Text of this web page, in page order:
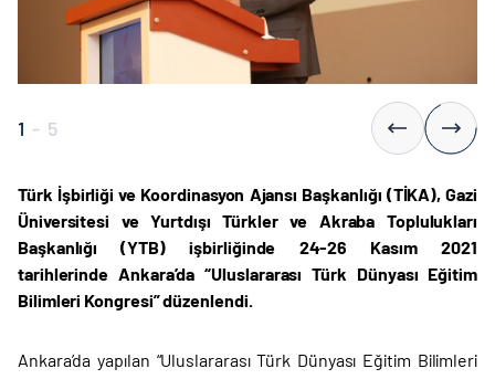
1 - 5
Türk İşbirliği ve Koordinasyon Ajansı Başkanlığı (TİKA), Gazi
Üniversitesi ve Yurtdışı Türkler ve Akraba Toplulukları
Başkanlığı (YTB) işbirliğinde 24-26 Kasım 2021
tarihlerinde Ankara’da “Uluslararası Türk Dünyası Eğitim
Bilimleri Kongresi” düzenlendi.
Ankara’da yapılan “Uluslararası Türk Dünyası Eğitim Bilimleri